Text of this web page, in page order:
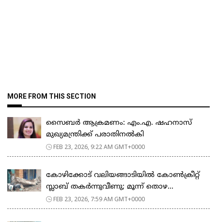
MORE FROM THIS SECTION
സൈബർ ആക്രമണം: എം.എ. ഷഹനാസ്
മുഖ്യമന്ത്രിക്ക് പരാതിനൽകി
FEB 23, 2026, 9:22 AM GMT+0000
കോഴിക്കോട് വലിയങ്ങാടിയിൽ കോൺക്രീറ്റ്
സ്ലാബ് തകർന്നുവീണു; മൂന്ന് തൊഴ...
FEB 23, 2026, 7:59 AM GMT+0000